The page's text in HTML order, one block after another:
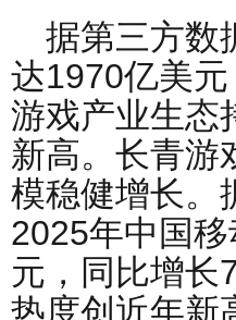
据第三方数
达1970亿美
游戏产业生态
新高。长青游
模稳健增长。
2025年中国
元，同比增长
热度创近年新